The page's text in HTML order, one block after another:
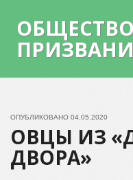
content
ОПУБЛИКОВАНО 04.05.2020
ОВЦЫ ИЗ
ДВОРА»